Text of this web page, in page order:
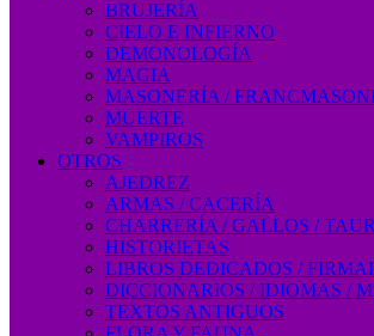
BRUJERÍA
CIELO E INFIERNO
DEMONOLOGÍA
MAGIA
MASONERÍA /
MUERTE
VAMPIROS
OTROS
AJEDREZ
ARMAS / CACERÍA
CHARRERÍA / GALLOS /
HISTORIETAS
LIBROS DEDICADOS /
DICCIONARIOS / IDIOMAS /
TEXTOS ANTIGUOS